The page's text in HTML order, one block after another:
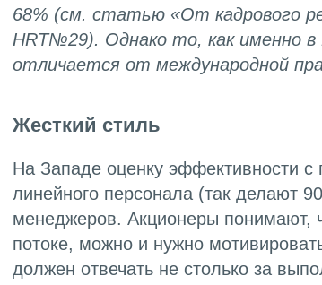
68% (см. статью «От кадрового
HRT№29). Однако то, как именно
отличается от международной
Жесткий стиль
На Западе оценку эффективности
линейного персонала (так делают
менеджеров. Акционеры понимают,
потоке, можно и нужно
должен отвечать не столько за